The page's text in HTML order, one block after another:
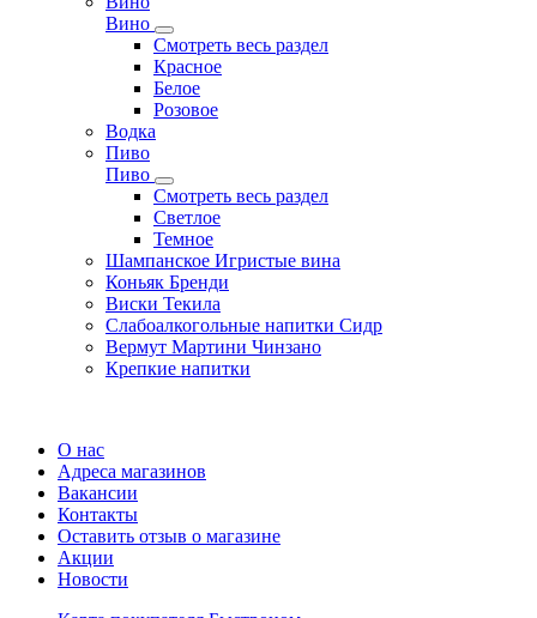
Вино
Смотреть весь раздел
Красное
Белое
Розовое
Водка
Пиво
Пиво
Смотреть весь раздел
Cветлое
Темное
Шампанское Игристые вина
Коньяк Бренди
Виски Текила
Слабоалкогольные напитки Сидр
Вермут Мартини Чинзано
Крепкие напитки
О нас
Адреса магазинов
Вакансии
Контакты
Оставить отзыв о магазине
Акции
Новости